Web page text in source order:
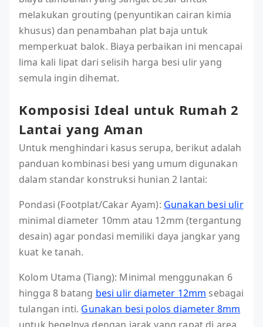
melakukan grouting (penyuntikan cairan kimia
khusus) dan penambahan plat baja untuk
memperkuat balok. Biaya perbaikan ini mencapai
lima kali lipat dari selisih harga besi ulir yang
semula ingin dihemat.
Komposisi Ideal untuk Rumah 2
Lantai yang Aman
Untuk menghindari kasus serupa, berikut adalah
panduan kombinasi besi yang umum digunakan
dalam standar konstruksi hunian 2 lantai:
Pondasi (Footplat/Cakar Ayam): Gunakan besi ulir
minimal diameter 10mm atau 12mm (tergantung
desain) agar pondasi memiliki daya jangkar yang
kuat ke tanah.
Kolom Utama (Tiang): Minimal menggunakan 6
hingga 8 batang besi ulir diameter 12mm sebagai
tulangan inti. Gunakan besi polos diameter 8mm
untuk begelnya dengan jarak yang rapat di area